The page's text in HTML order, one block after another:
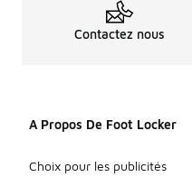
Contactez nous
A Propos De Foot Locker
Choix pour les publicités